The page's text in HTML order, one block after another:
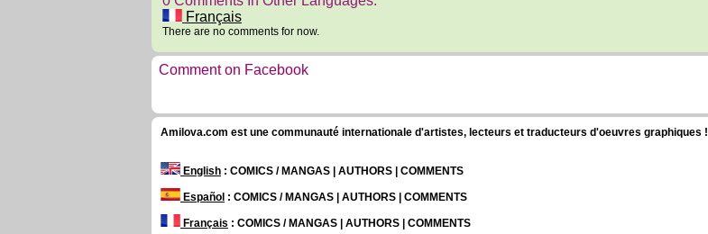
Français
There are no comments for now.
Comment on Facebook
Amilova.com est une communauté internationale d'artistes, lecteurs et traducteurs d'oeuvres graphiques !
English : COMICS / MANGAS | AUTHORS | COMMENTS
Español : COMICS / MANGAS | AUTHORS | COMMENTS
Français : COMICS / MANGAS | AUTHORS | COMMENTS